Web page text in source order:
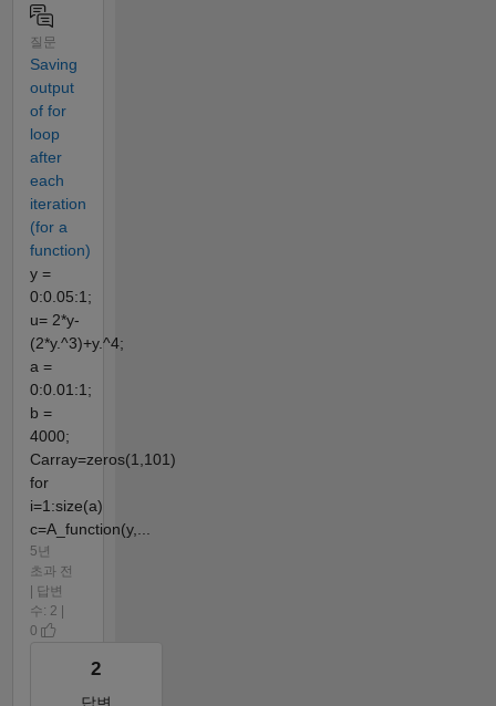
질문
Saving
output
of for
loop
after
each
iteration
(for a
function)
y =
0:0.05:1;
u= 2*y-
(2*y.^3)+y.^4;
a =
0:0.01:1;
b =
4000;
Carray=zeros(1,101)
for
i=1:size(a)
c=A_function(y,...
5년
초과 전
| 답변
수: 2 |
0
2